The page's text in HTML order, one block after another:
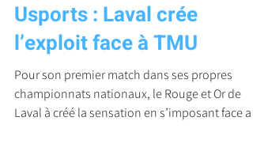
Basketball
Usports : Laval crée
l’exploit face à TMU
Pour son premier match dans ses propres